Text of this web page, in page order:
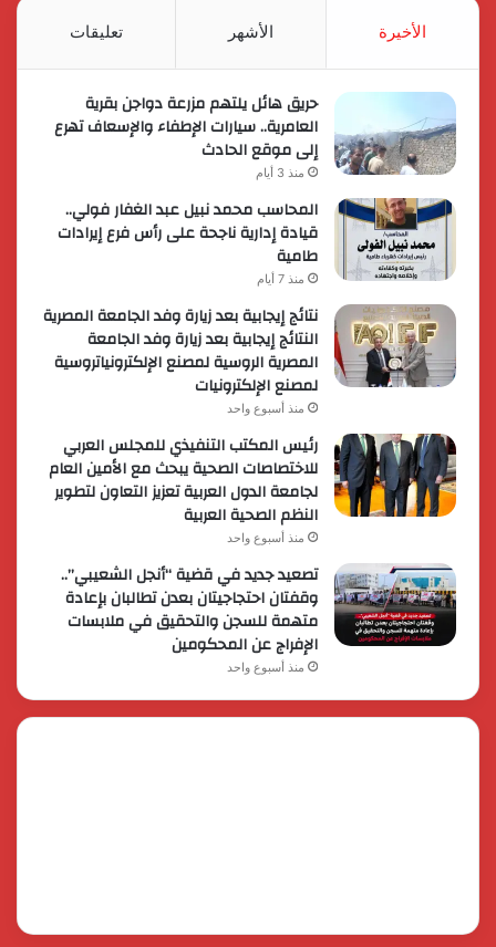
الأخيرة الأشهر تعليقات
حريق هائل يلتهم مزرعة دواجن بقرية
العامرية.. سيارات الإطفاء والإسعاف تهرع
إلى موقع الحادث
منذ 3 أيام
المحاسب محمد نبيل عبد الغفار فولي..
قيادة إدارية ناجحة على رأس فرع إيرادات
طامية
منذ 7 أيام
نتائج إيجابية بعد زيارة وفد الجامعة المصرية
النتائج إيجابية بعد زيارة وفد الجامعة
المصرية الروسية لمصنع الإلكترونياتروسية
لمصنع الإلكترونيات
منذ أسبوع واحد
رئيس المكتب التنفيذي للمجلس العربي
للاختصاصات الصحية يبحث مع الأمين العام
لجامعة الدول العربية تعزيز التعاون لتطوير
النظم الصحية العربية
منذ أسبوع واحد
تصعيد جديد في قضية “أنجل الشعيبي”..
وقفتان احتجاجيتان بعدن تطالبان بإعادة
متهمة للسجن والتحقيق في ملابسات
الإفراج عن المحكومين
منذ أسبوع واحد